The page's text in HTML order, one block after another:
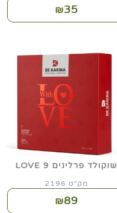
₪35
שוקולד פרלינים 9 LOVE
מק"ט 2196
₪89